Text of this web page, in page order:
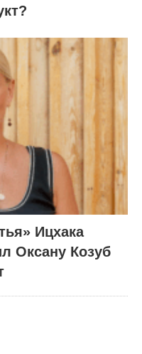
Ицхака
Оксану Козуб